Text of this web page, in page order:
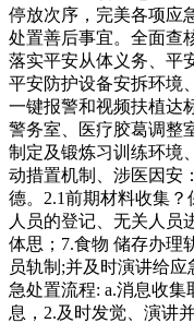
停放次序，完美各项应
处置善后事宜。全面查
落实平安从体义务、平
平安防护设备安拆环境
一键报警和视频扶植达
警务室、医疗胶葛调整
制定及锻炼习训练环境
动措置机制、涉医因安
德。2.1前期材料收集
人员的登记、无关人员
体思；7.食物 储存办理
员轨制;并及时演讲给
急处置流程: a.消息收
息，2.及时发觉、演讲